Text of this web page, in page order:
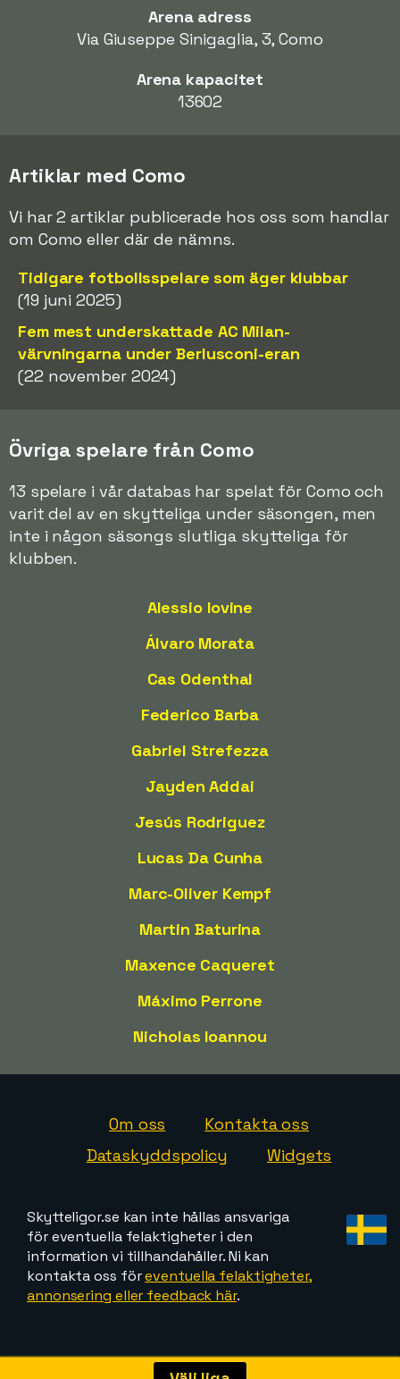
Arena adress
Via Giuseppe Sinigaglia, 3, Como
Arena kapacitet
13602
Artiklar med Como
Vi har 2 artiklar publicerade hos oss som handlar
om Como eller där de nämns.
Tidigare fotbollsspelare som äger klubbar
(19 juni 2025)
Fem mest underskattade AC Milan-
värvningarna under Berlusconi-eran
(22 november 2024)
Övriga spelare från Como
13 spelare i vår databas har spelat för Como och
varit del av en skytteliga under säsongen, men
inte i någon säsongs slutliga skytteliga för
klubben.
Alessio Iovine
Álvaro Morata
Cas Odenthal
Federico Barba
Gabriel Strefezza
Jayden Addai
Jesús Rodriguez
Lucas Da Cunha
Marc-Oliver Kempf
Martin Baturina
Maxence Caqueret
Máximo Perrone
Nicholas Ioannou
Om oss
Kontakta oss
Dataskyddspolicy
Widgets
Skytteligor.se kan inte hållas ansvariga
för eventuella felaktigheter i den
information vi tillhandahåller. Ni kan
kontakta oss föreventuella felaktigheter,
annonsering eller feedback här.